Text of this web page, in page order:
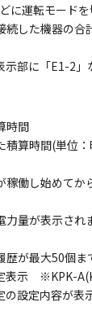
に運転モード
した機器の合
部に「E1-2」
時間
算時間(単位：
働し始めてか
力量が表示され
が最大50個ま
表示 ※KPK-
の設定内容が表